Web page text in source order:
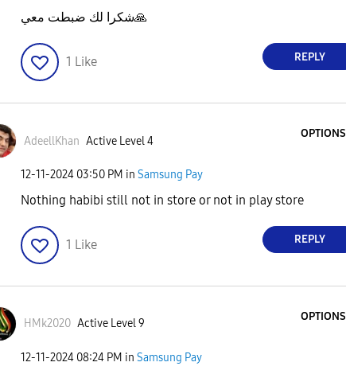
شكرا لك ضبطت معي🙏
1 Like REPLY
AdeellKhan Active Level 4
OPTIONS
‎12-11-2024 03:50 PM in Samsung Pay
Nothing habibi still not in store or not in play store
1 Like REPLY
HMk2020 Active Level 9
OPTIONS
‎12-11-2024 08:24 PM in Samsung Pay